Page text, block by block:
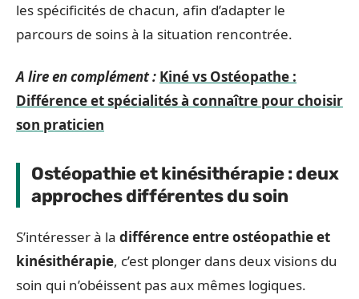
les spécificités de chacun, afin d’adapter le
parcours de soins à la situation rencontrée.
A lire en complément : Kiné vs Ostéopathe :
Différence et spécialités à connaître pour choisir
son praticien
Ostéopathie et kinésithérapie : deux
approches différentes du soin
S’intéresser à la différence entre ostéopathie et
kinésithérapie, c’est plonger dans deux visions du
soin qui n’obéissent pas aux mêmes logiques.